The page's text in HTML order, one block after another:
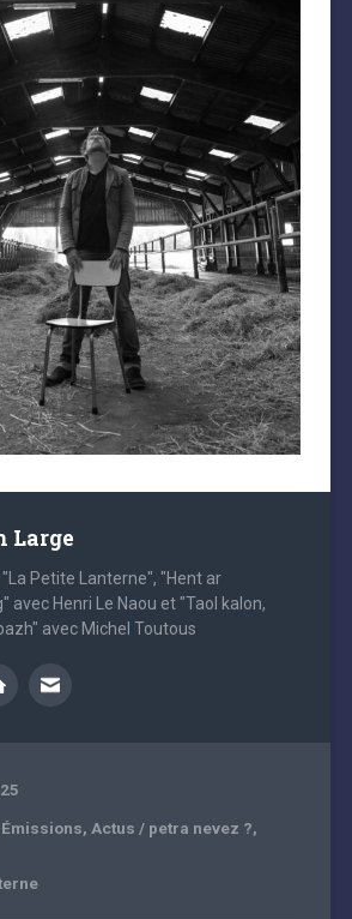
Large
"La Petite Lanterne", "Hent ar
avec Henri Le Naou et "Taol kalon,
avec Michel Toutous
, Actus / petra nevez ?,